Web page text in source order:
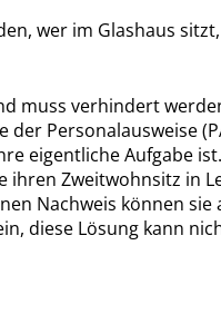
wer im Glashaus
muss verhindert
Personalausweise
eigentliche Aufgabe
Zweitwohnsitz in
Nachweis können sie
diese Lösung kann